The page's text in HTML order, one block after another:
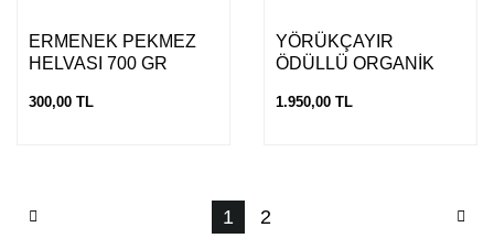
ERMENEK PEKMEZ
HELVASI 700 GR
300,00 TL
YÖRÜKÇAYIR
ÖDÜLLÜ ORGANİK
BAL
1.950,00 TL
1 2